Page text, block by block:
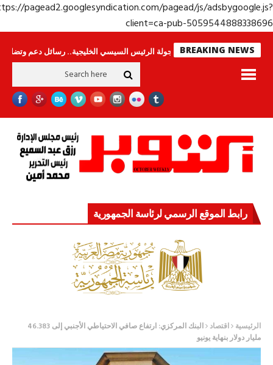
https://pagead2.googlesyndication.com/pagead/js/
client=ca-pub-
BREAKING NEWS
لا ينامون جولة الرئيس السيسي الخليجية.. رسائل دعم وتضامن للأشقاء
رابط الموقع الرسمي لرئاسة الجمهورية
الرئيسية اقتصاد
البنك المركزي: ارتفاع صافي الاحتياطي الأجنبي إلى 46.383
مليار دولار بنهاية يونيو